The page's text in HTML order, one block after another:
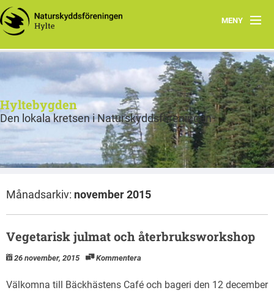
MENY
Hem
Program
Om Hylte kretsen
Skog
Fräsch på riktigt
Hyltebygden
Den lokala kretsen i Naturskyddsföreningen
Månadsarkiv: november 2015
Vegetarisk julmat och återbruksworkshop
26 november, 2015 Kommentera
Välkomna till Bäckhästens Café och bageri den 12 december